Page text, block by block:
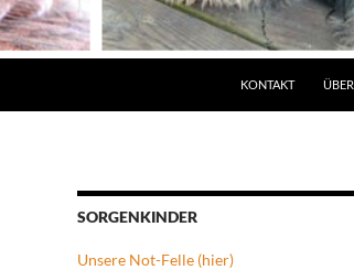
KONTAKT
SORGENKINDER
Unsere Not-Felle (hier)